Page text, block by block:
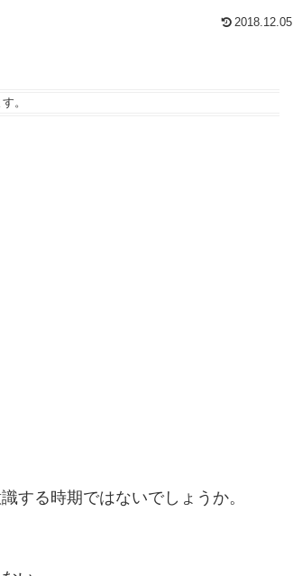
2018.12.05
。
する時期ではないでしょうか。